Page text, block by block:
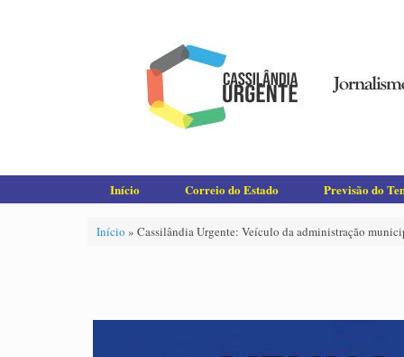
Início Correio do Estado Previsão do
Início » Cassilândia Urgente: Veículo da administração